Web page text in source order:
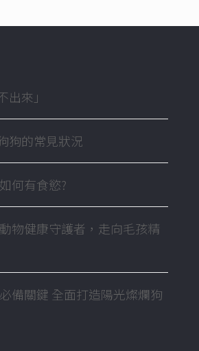
來」
狗的常見狀況
何有食慾?
物健康守護者，走向毛孩精
備關鍵 全面打造陽光燦爛狗